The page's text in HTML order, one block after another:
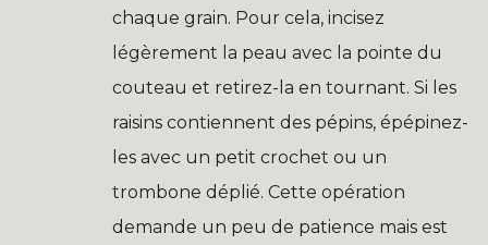
chaque grain. Pour cela, incisez
légèrement la peau avec la pointe du
couteau et retirez-la en tournant. Si les
raisins contiennent des pépins, épépinez-
les avec un petit crochet ou un
trombone déplié. Cette opération
demande un peu de patience mais est